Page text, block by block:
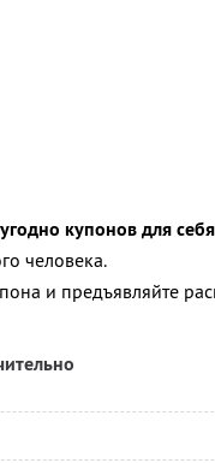
купонов для
человека.
и предъявляйте